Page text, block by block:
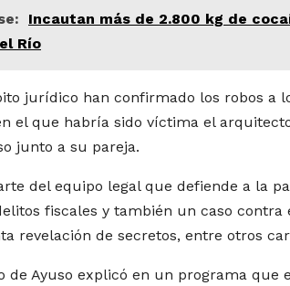
Incautan más de 2.800 kg de
Río
jurídico han confirmado los robos a
el que habría sido víctima el
junto a su pareja.
del equipo legal que defiende a la
fiscales y también un caso contra
revelación de secretos, entre otros
de Ayuso explicó en un programa que